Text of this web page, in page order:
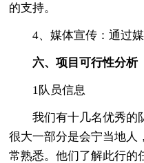
的支持。
4、媒体宣传：通过媒
六、项目可行性分析
1队员信息
我们有十几名优秀的
很大一部分是会宁当地人
常熟悉。他们了解此行的